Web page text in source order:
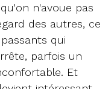
n'avoue pas
des autres, ce
qui
parfois un
Et